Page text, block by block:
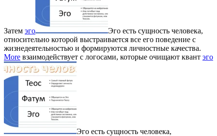
Затем эго
Эго есть сущность человека,
относительно которой выстраивается все его поведение с
жизнедеятельностью и формируются личностные качества.
More взаимодействует с логосами, которые очищают квант эго
Эго есть сущность человека,